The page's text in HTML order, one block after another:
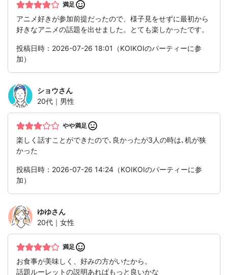
満足
アニメ好きが参加前提だったので、様子見をせずに最初から
好きなアニメの話題を出せました。とても楽しかったです。
投稿日時：2026-07-26 18:01（KOIKOIのパーティーに参
加）
ショウさん
20代｜男性
やや満足
楽しく話すことができたので､良かったが3人の時は､机が狭
かった
投稿日時：2026-07-26 14:24（KOIKOIのパーティーに参
加）
ゆゆさん
20代｜女性
満足
お食事が美味しく、好みの方がいたから。
話題ルーレットの説明あればもっと良いかな